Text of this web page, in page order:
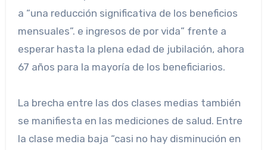
a “una reducción significativa de los beneficios
mensuales”. e ingresos de por vida” frente a
esperar hasta la plena edad de jubilación, ahora
67 años para la mayoría de los beneficiarios.
La brecha entre las dos clases medias también
se manifiesta en las mediciones de salud. Entre
la clase media baja “casi no hay disminución en